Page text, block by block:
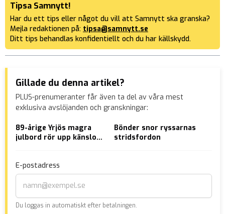
Tipsa Samnytt!
Har du ett tips eller något du vill att Samnytt ska granska?
Mejla redaktionen på: tipsa@samnytt.se
Ditt tips behandlas konfidentiellt och du har källskydd.
Gillade du denna artikel?
PLUS-prenumeranter får även ta del av våra mest
exklusiva avslöjanden och granskningar:
89-årige Yrjös magra
julbord rör upp känslor i
Bönder snor ryssarnas
stridsfordon
E-postadress
Du loggas in automatiskt efter betalningen.